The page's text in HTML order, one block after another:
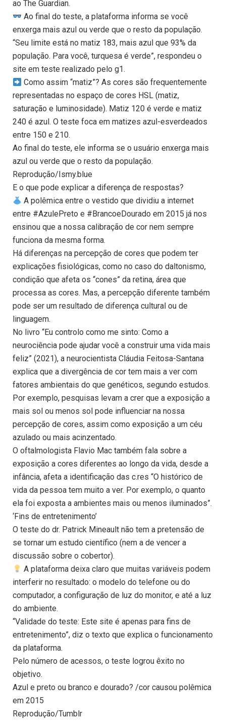
ao The Guardian.
Ao final do teste, a plataforma informa se você
enxerga mais azul ou verde que o resto da população.
“Seu limite está no matiz 183, mais azul que 93% da
população. Para você, turquesa é verde”, respondeu o
site em teste realizado pelo g1.
Como assim “matiz”? As cores são frequentemente
representadas no espaço de cores HSL (matiz,
saturação e luminosidade). Matiz 120 é verde e matiz
240 é azul. O teste foca em matizes azul-esverdeados
entre 150 e 210.
Ao final do teste, ele informa se o usuário enxerga mais
azul ou verde que o resto da população.
Reprodução/Ismy.blue
E o que pode explicar a diferença de respostas?
A polêmica entre o vestido que dividiu a internet
entre #AzulePreto e #BrancoeDourado em 2015 já nos
ensinou que a nossa calibração de cor nem sempre
funciona da mesma forma.
Há diferenças na percepção de cores que podem ter
explicações fisiológicas, como no caso do daltonismo,
condição que afeta os “cones” da retina, área que
processa as cores. Mas, a percepção diferente também
pode ser um resultado de diferença cultural ou de
linguagem.
No livro “Eu controlo como me sinto: Como a
neurociência pode ajudar você a construir uma vida mais
feliz” (2021), a neurocientista Cláudia Feitosa-Santana
explica que a divergência de cor tem mais a ver com
fatores ambientais do que genéticos, segundo estudos.
Por exemplo, pesquisas levam a crer que a exposição a
mais sol ou menos sol pode influenciar na nossa
percepção de cores, assim como exposição a um céu
azulado ou mais acinzentado.
O oftalmologista Flavio Mac também fala sobre a
exposição a cores diferentes ao longo da vida, desde a
infância, afeta a identificação das c.res “O histórico de
vida da pessoa tem muito a ver. Por exemplo, o quanto
ela foi exposta a ambientes mais ou menos iluminados”.
‘Fins de entretenimento’
O teste do dr. Patrick Mineault não tem a pretensão de
se tornar um estudo científico (nem a de vencer a
discussão sobre o cobertor).
A plataforma deixa claro que muitas variáveis podem
interferir no resultado: o modelo do telefone ou do
computador, a configuração de luz do monitor, e até a luz
do ambiente.
“Validade do teste: Este site é apenas para fins de
entretenimento”, diz o texto que explica o funcionamento
da plataforma.
Pelo número de acessos, o teste logrou êxito no
objetivo.
Azul e preto ou branco e dourado? /cor causou polêmica
em 2015
Reprodução/Tumblr